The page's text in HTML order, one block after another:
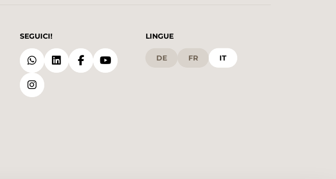
SEGUICI! LINGUE
DE FR IT